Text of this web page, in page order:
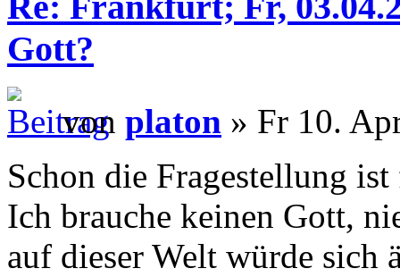
Gott?
von platon » Fr 10.
Schon die Fragestellung
Ich brauche keinen Gott,
auf dieser Welt würde sich